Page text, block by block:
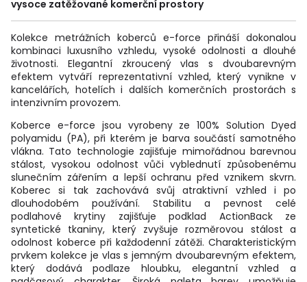
vysoce zatěžované komerční prostory
Kolekce metrážních koberců e-force přináší dokonalou
kombinaci luxusního vzhledu, vysoké odolnosti a dlouhé
životnosti. Elegantní zkroucený vlas s dvoubarevným
efektem vytváří reprezentativní vzhled, který vynikne v
kancelářích, hotelích i dalších komerčních prostorách s
intenzivním provozem.
Koberce e-force jsou vyrobeny ze 100% Solution Dyed
polyamidu (PA), při kterém je barva součástí samotného
vlákna. Tato technologie zajišťuje mimořádnou barevnou
stálost, vysokou odolnost vůči vyblednutí způsobenému
slunečním zářením a lepší ochranu před vznikem skvrn.
Koberec si tak zachovává svůj atraktivní vzhled i po
dlouhodobém používání. Stabilitu a pevnost celé
podlahové krytiny zajišťuje podklad ActionBack ze
syntetické tkaniny, který zvyšuje rozměrovou stálost a
odolnost koberce při každodenní zátěži. Charakteristickým
prvkem kolekce je vlas s jemným dvoubarevným efektem,
který dodává podlaze hloubku, elegantní vzhled a